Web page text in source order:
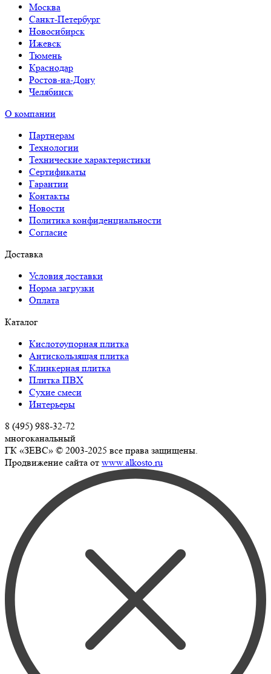
Москва
Санкт-Петербург
Новосибирск
Ижевск
Тюмень
Краснодар
Ростов-на-Дону
Челябинск
О компании
Партнерам
Технологии
Технические характеристики
Сертификаты
Гарантии
Контакты
Новости
Политика конфиденциальности
Согласие
Доставка
Условия доставки
Норма загрузки
Оплата
Каталог
Кислотоупорная плитка
Антискользящая плитка
Клинкерная плитка
Плитка ПВХ
Сухие смеси
Интерьеры
8 (495) 988-32-72
многоканальный
ГК «ЗЕВС» © 2003-2025 все права защищены.
Продвижение сайта от www.alkosto.ru